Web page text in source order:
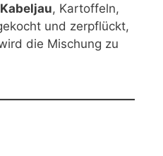
, Kartoffeln,
und zerpflückt,
die Mischung zu